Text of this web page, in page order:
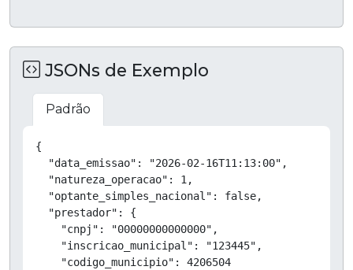
JSONs de Exemplo
Padrão
{
  "data_emissao": "2026-02-16T11:13:00",
  "natureza_operacao": 1,
  "optante_simples_nacional": false,
  "prestador": {
    "cnpj": "00000000000000",
    "inscricao_municipal": "123445",
    "codigo_municipio": 4206504